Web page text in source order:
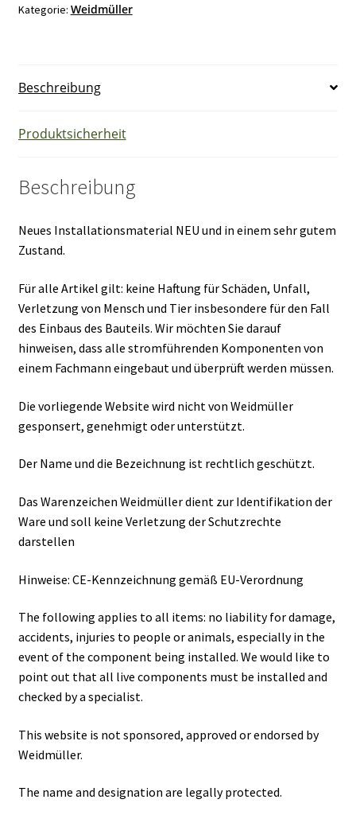
Kategorie: Weidmüller
Beschreibung
Produktsicherheit
Beschreibung
Neues Installationsmaterial NEU und in einem sehr gutem
Zustand.
Für alle Artikel gilt: keine Haftung für Schäden, Unfall,
Verletzung von Mensch und Tier insbesondere für den Fall
des Einbaus des Bauteils. Wir möchten Sie darauf
hinweisen, dass alle stromführenden Komponenten von
einem Fachmann eingebaut und überprüft werden müssen.
Die vorliegende Website wird nicht von Weidmüller
gesponsert, genehmigt oder unterstützt.
Der Name und die Bezeichnung ist rechtlich geschützt.
Das Warenzeichen Weidmüller dient zur Identifikation der
Ware und soll keine Verletzung der Schutzrechte
darstellen
Hinweise: CE-Kennzeichnung gemäß EU-Verordnung
The following applies to all items: no liability for damage,
accidents, injuries to people or animals, especially in the
event of the component being installed. We would like to
point out that all live components must be installed and
checked by a specialist.
This website is not sponsored, approved or endorsed by
Weidmüller.
The name and designation are legally protected.